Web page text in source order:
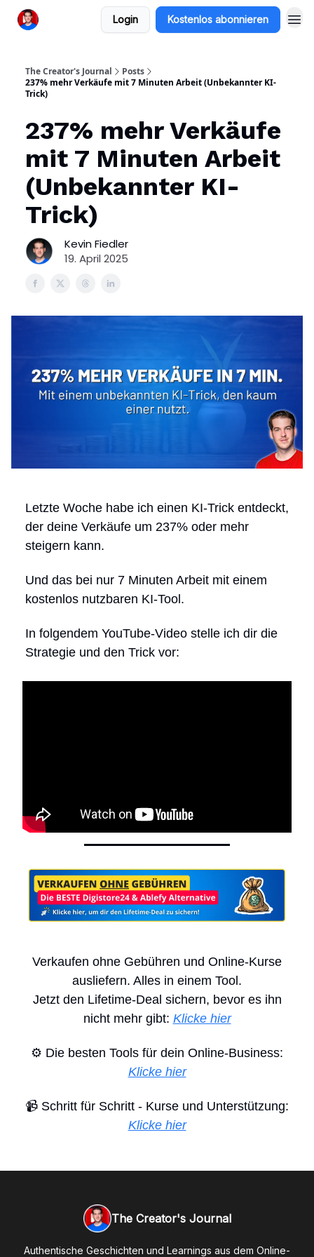
Login Kostenlos abonnieren
The Creator's Journal
Posts
237% mehr Verkäufe mit 7 Minuten Arbeit (Unbekannter KI-
Trick)
237% mehr Verkäufe
mit 7 Minuten Arbeit
(Unbekannter KI-
Trick)
Kevin Fiedler
19. April 2025
Letzte Woche habe ich einen KI-Trick entdeckt,
der deine Verkäufe um 237% oder mehr
steigern kann.
Und das bei nur 7 Minuten Arbeit mit einem
kostenlos nutzbaren KI-Tool.
In folgendem YouTube-Video stelle ich dir die
Strategie und den Trick vor:
Verkaufen ohne Gebühren und Online-Kurse
ausliefern. Alles in einem Tool.
Jetzt den Lifetime-Deal sichern, bevor es ihn
nicht mehr gibt: Klicke hier
⚙️ Die besten Tools für dein Online-Business:
Klicke hier
📹 Schritt für Schritt - Kurse und Unterstützung:
Klicke hier
The Creator's Journal
Authentische Geschichten und Learnings aus dem Online-